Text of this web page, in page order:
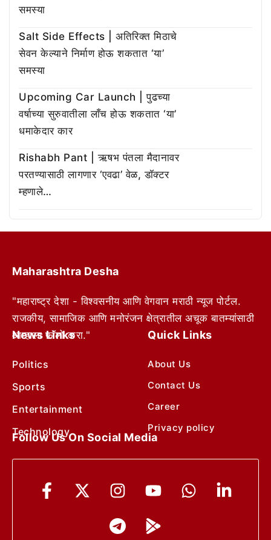
समस्या
Salt Side Effects | अतिरिक्त मिठाचे
सेवन केल्याने निर्माण होऊ शकतात ‘या’
समस्या
Upcoming Car Launch | पुढच्या
वर्षाच्या सुरुवातीला लाँच होऊ शकतात ‘या’
धमाकेदार कार
Rishabh Pant | ऋषभ पंतला मैदानावर
परतण्यासाठी लागणार ‘एवढा’ वेळ, डॉक्टर
म्हणाले…
Maharashtra Desha
"महाराष्ट्र देशा - विश्वसनीय आणि वेगवान मराठी न्यूज पोर्टल.
राजकीय, सामाजिक आणि मनोरंजन क्षेत्रातील अचूक बातम्यांसाठी
आम्हाला फॉलो करा."
News Links
Politics
Sports
Entertainment
Technology
Quick Links
About Us
Contact Us
Career
Privacy policy
Follow Us On Social Media